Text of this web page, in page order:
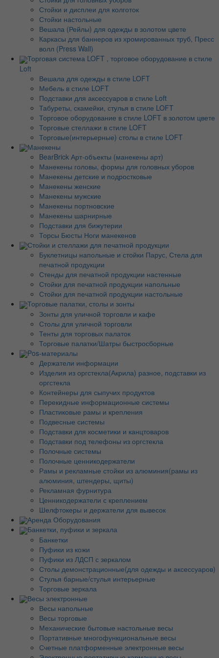
Стойки и дисплеи для колготок
Стойки настольные
Вешала (Рейлы) для одежды в золотом цвете
Каркасы для баннеров из хромированных труб, Пресс
волл (Press Wall)
Торговая система LOFT , торговое оборудование в стиле
Loft
Вешала для одежды в стиле LOFT
Мебель в стиле LOFT
Подставки для аксессуаров в стиле Loft
Табуреты, скамейки, стулья в стиле LOFT
Торговое оборудование в стиле LOFT в золотом цвете
Торговые стеллажи в стиле LOFT
Торговые(интерьерные) столы в стиле LOFT
Манекены
BearBrick Арт-объекты (манекены арт)
Манекены головы, формы для головных уборов
Манекены детские и подростковые
Манекены женские
Манекены мужские
Манекены портновские
Манекены шарнирные
Подставки для бижутерии
Торсы Бюсты Ноги манекенов
Стойки и стеллажи для печатной продукции
Буклетницы напольные и стойки Парус, Стела для
печатной продукции
Стенды для печатной продукции настенные
Стойки для печатной продукции напольные
Стойки для печатной продукции настольные
Торговые палатки, столы и зонты
Зонты для уличной торговли и кафе
Столы для уличной торговли
Тенты для торговых палаток
Торговые палатки/Шатры быстросборные
Pos-материалы
Держатели информации
Изделия из оргстекла(Акрила) разное, подставки из
оргстекла
Контейнеры для сыпучих продуктов
Перекидные информационные системы
Пластиковые рамы и крепления
Подвесные системы
Подставки для косметики и канцтоваров
Подставки под телефоны из оргстекла
Полочные системы
Полочные ценникодержатели
Рамы и рекламные стойки из алюминия(рамы из
алюминия, штендеры, щиты)
Рекламная фурнитура
Ценникодержатели с креплением
Шелфтокеры и держатели для вывесок
Аренда Оборудования
Банкетки, пуфики и зеркала
Банкетки
Пуфики из кожи
Пуфики из ЛДСП с зеркалом
Столы демонстрационные(для одежды и аксессуаров)
Стулья барные/стулья интерьерные
Торговые зеркала
Весы электронные
Весы напольные
Весы торговые
Механические бытовые настольные весы
Портативные многофункциональные весы
Счетные платформенные электронные весы